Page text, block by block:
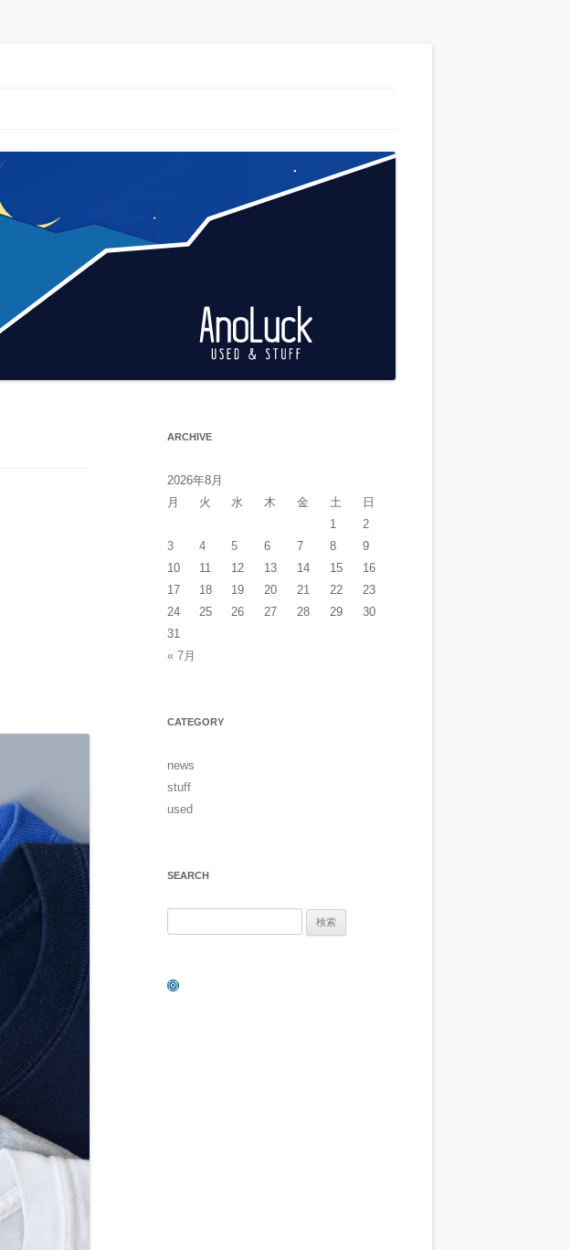
ARCHIVE
2026年8月
月
火 水 木 金 土
日
1
2
3
4 5 6 7 8
9
10
11 12 13 14 15
16
17
18 19 20 21 22
23
24
25 26 27 28 29
30
31
« 7月
CATEGORY
news
stuff
used
SEARCH
Instagram